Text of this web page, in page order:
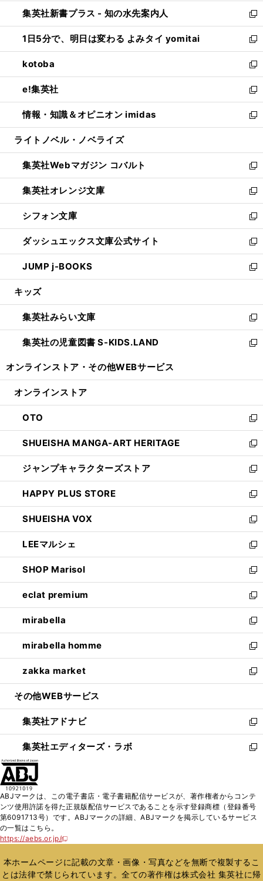
く
ド
ウ
で
開
く
ウ
ィ
ン
ド
ウ
で
開
く
し
い
ウ
ィ
ン
ド
ウ
で
開
く
集英社新書プラス - 知の水先案内人
新
し
い
ウ
ィ
ン
ド
ウ
で
開
1日5分で、明日は変わる よみタイ yomitai
新
し
い
ウ
ィ
ン
ド
ウ
開
く
kotoba
新
し
い
ウ
ィ
ン
ウ
で
開
く
e!集英社
新
し
い
ウ
ン
ド
ウ
で
開
く
情報・知識＆オピニオン imidas
新
し
ウ
ィ
ン
ド
ウ
で
開
く
ライトノベル・ノベライズ
集英社Webマガジン コバルト
新
し
い
ウ
ィ
ン
ド
ウ
で
開
集英社オレンジ文庫
新
し
い
ウ
ィ
ン
ド
ウ
開
く
シフォン文庫
新
し
い
ウ
ィ
ン
ウ
で
開
く
ダッシュエックス文庫公式サイト
新
し
い
ウ
ン
ド
ウ
で
JUMP j-BOOKS
新
し
ウ
ィ
ン
ド
開
キッズ
集英社みらい文庫
新
し
い
ン
ウ
で
開
く
集英社の児童図書 S-KIDS.LAND
新
ウ
ン
ド
ウ
で
開
く
オンラインストア・ その他WEBサービス
オンラインストア
OTO
新
し
い
ウ
ィ
ン
ド
ウ
で
開
く
SHUEISHA MANGA-ART HERITAGE
新
し
い
ウ
ィ
ン
ド
ウ
で
開
く
ジャンプキャラクターズストア
新
し
い
ウ
ィ
ン
ド
ウ
で
開
く
HAPPY PLUS STORE
新
し
い
ウ
ィ
ン
ド
ウ
で
開
く
SHUEISHA VOX
新
し
い
ウ
ィ
ン
ド
ウ
で
開
く
LEEマルシェ
新
し
い
ウ
ィ
ン
ド
ウ
で
開
く
SHOP Marisol
新
し
い
ウ
ィ
ン
ド
ウ
で
開
eclat premium
新
し
い
ウ
ィ
ン
ド
ウ
開
く
mirabella
新
し
い
ウ
ィ
ン
ウ
で
開
く
mirabella homme
新
し
い
ウ
ン
ド
ウ
で
zakka market
新
し
ウ
ィ
ン
ド
く
その他WEBサービス
集英社アドナビ
新
し
い
ド
ウ
で
集英社エディターズ・ラボ
新
ィ
ン
ド
開
く
ABJマークは、この電子書店・電子書籍配信サービスが、著作権者からコンテ
ンツ使用許諾を得た正規版配信サービスであることを示す登録商標（登録番号
第6091713号）です。ABJマークの詳細、ABJマークを掲示しているサービス
の一覧はこちら。
https://aebs.or.jp/
新
い
ウ
ィ
本ホームページに記載の文章・画像・写真などを無断で複製するこ
とは法律で禁じられています。全ての著作権は株式会社 集英社に帰